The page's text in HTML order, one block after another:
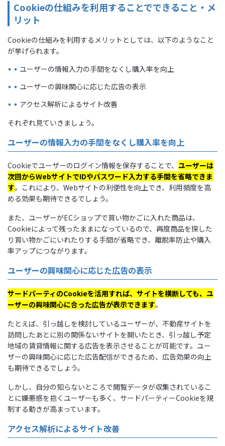
Cookieの仕組みを利用することでできること・メ
リット
Cookieの仕組みを利用するメリットとしては、以下のようなこと
が挙げられます。
ユーザーの情報入力の手間をなくし購入率を向上
ユーザーの興味関心に応じた広告の表示
アクセス解析によるサイト改善
それぞれ見ていきましょう。
ユーザーの情報入力の手間をなくし購入率を向上
Cookieでユーザーのログイン情報を保存することで、 ユーザーは
次回からWebサイトでIDやパスワード入力する手間を省略できま
す。これにより、Webサイトの利便性を向上でき、利用頻度を高
める効果も期待できるでしょう。
また、ユーザーがECショップで買い物かごに入れた商品は、
Cookieによって残ったままになっているので、再度商品を探した
り買い物かごにいれたりする手間が省略でき、離脱率防止や購入
率アップにつながります。
ユーザーの興味関心に応じた広告の表示
サードパーティのCookieを活用すれば、サイトを横断しても、ユ
ーザーの興味関心に合った広告が表示できます。
たとえば、引っ越しを検討しているユーザーが、不動産サイトを
訪問したあとに別の関係ないサイトを開いたとき、引っ越し予定
地域の賃貸情報に関する広告を表示させることが可能です。ユー
ザーの興味関心に応じた広告配信ができるため、広告効果の向上
も期待できるでしょう。
しかし、自分の知らないところで閲覧データが収集されているこ
とに嫌悪感を抱くユーザーも多く、サードパーティーCookieを規
制する動きが高まっています。
アクセス解析によるサイト改善